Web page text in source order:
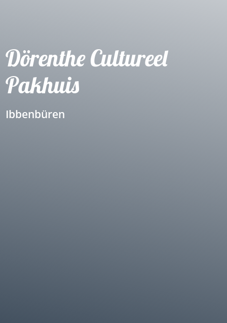
Dörenthe Cultureel
Pakhuis
Ibbenbüren